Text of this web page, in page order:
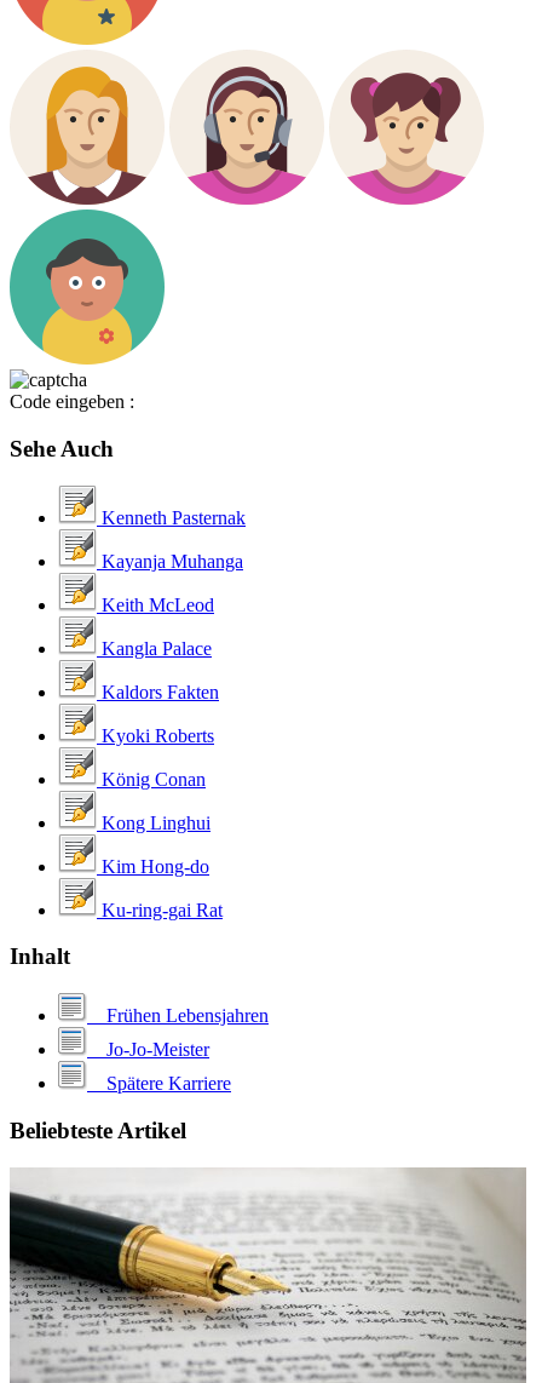
Code eingeben :
Sehe Auch
Kenneth Pasternak
Kayanja Muhanga
Keith McLeod
Kangla Palace
Kaldors Fakten
Kyoki Roberts
König Conan
Kong Linghui
Kim Hong-do
Ku-ring-gai Rat
Inhalt
Frühen Lebensjahren
Jo-Jo-Meister
Spätere Karriere
Beliebteste Artikel